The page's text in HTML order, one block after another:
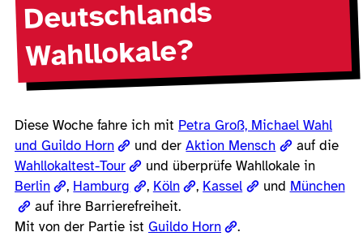
Deutschlands
Wahllokale?
Diese Woche fahre ich mit Petra Groß, Michael Wahl
und Guildo Horn
und derAktion Mensch
auf die
Wahllokaltest-Tour
und überprüfe Wahllokale in
Berlin
, Hamburg , Köln , Kassel und München
auf ihre Barrierefreiheit.
Mit von der Partie ist Guildo Horn .